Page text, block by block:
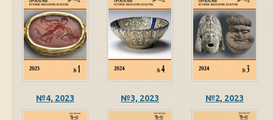
№4, 2023 №3, 2023 №2, 2023